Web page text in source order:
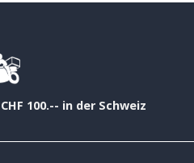
100.-- in der Schweiz